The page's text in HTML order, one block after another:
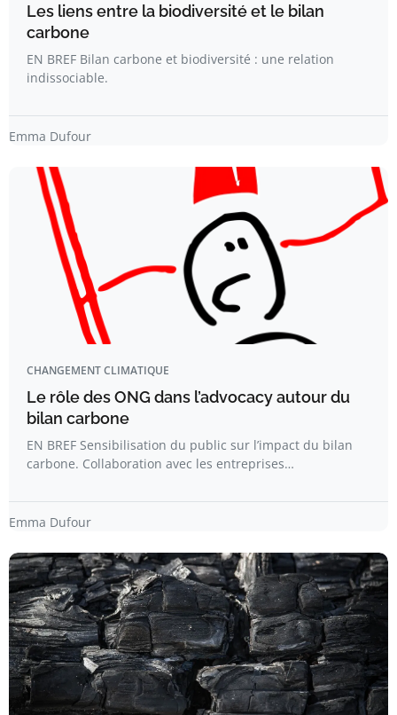
Les liens entre la biodiversité et le bilan
carbone
EN BREF Bilan carbone et biodiversité : une relation
indissociable.
Emma Dufour
CHANGEMENT CLIMATIQUE
Le rôle des ONG dans l’advocacy autour du
bilan carbone
EN BREF Sensibilisation du public sur l’impact du bilan
carbone. Collaboration avec les entreprises…
Emma Dufour